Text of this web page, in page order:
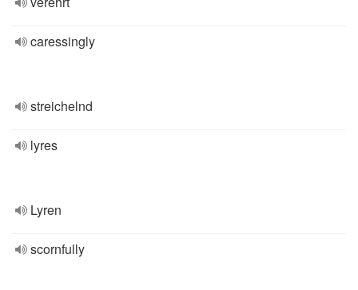
caressingly
streichelnd
lyres
Lyren
scornfully